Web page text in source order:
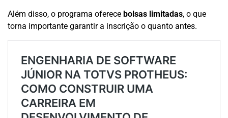
Além disso, o programa oferece bolsas limitadas, o que
torna importante garantir a inscrição o quanto antes.